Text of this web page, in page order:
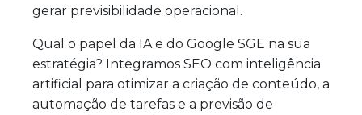
gerar previsibilidade operacional.
Qual o papel da IA e do Google SGE na sua
estratégia? Integramos SEO com inteligência
artificial para otimizar a criação de conteúdo, a
automação de tarefas e a previsão de